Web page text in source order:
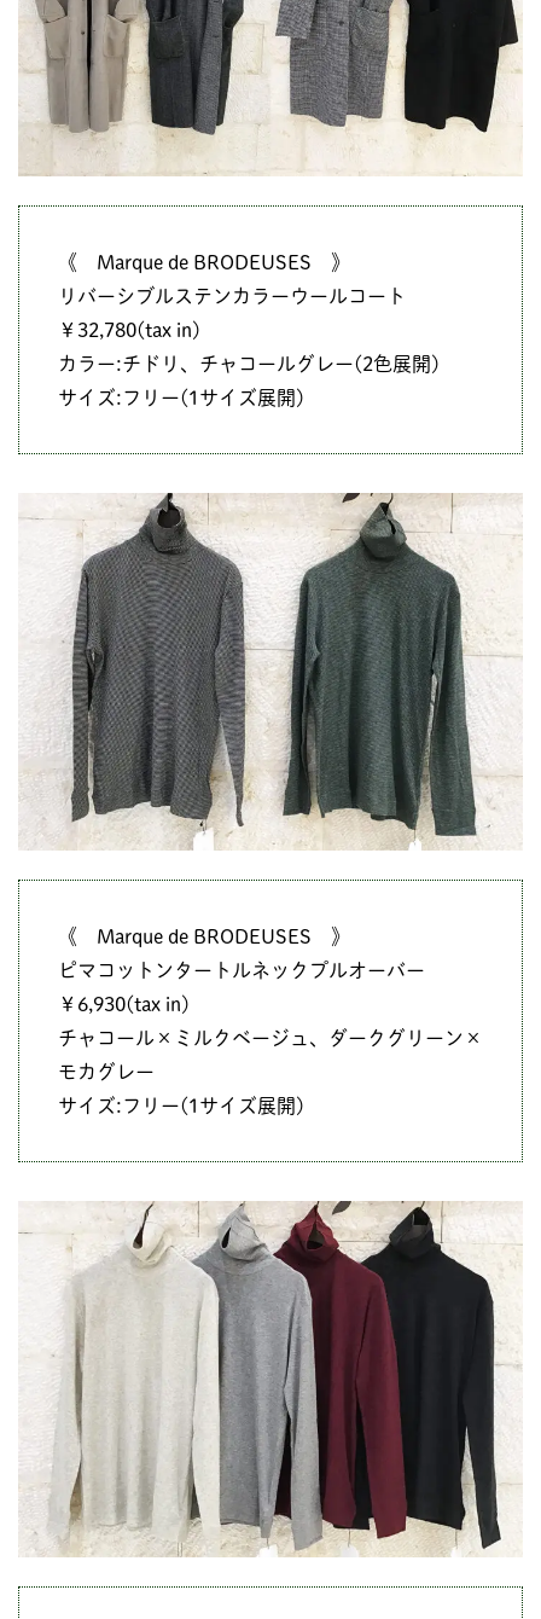
《 Marque de BRODEUSES 》
リバーシブルステンカラーウールコート
￥32,780(tax in)
カラー:チドリ、チャコールグレー(2色展開)
サイズ:フリー(1サイズ展開)
《 Marque de BRODEUSES 》
ピマコットンタートルネックプルオーバー
￥6,930(tax in)
チャコール×ミルクベージュ、ダークグリーン×
モカグレー
サイズ:フリー(1サイズ展開)